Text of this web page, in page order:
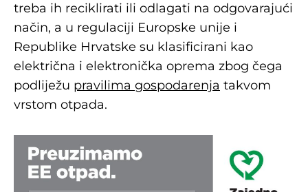
treba ih reciklirati ili odlagati na odgovarajući
način, a u regulaciji Europske unije i
Republike Hrvatske su klasificirani kao
električna i elektronička oprema zbog čega
podliježu pravilima gospodarenja takvom
vrstom otpada.